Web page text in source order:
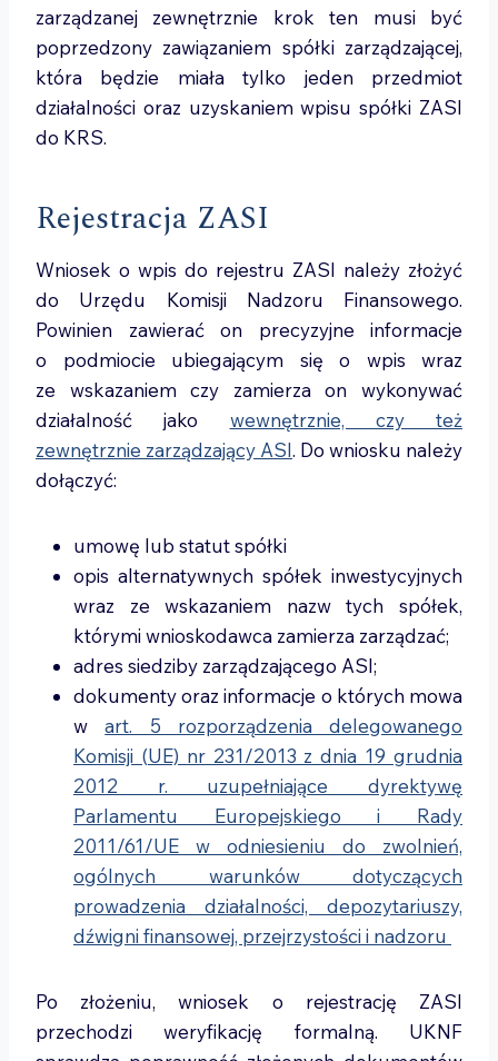
zarządzanej zewnętrznie krok ten musi być
poprzedzony zawiązaniem spółki zarządzającej,
która będzie miała tylko jeden przedmiot
działalności oraz uzyskaniem wpisu spółki ZASI
do KRS.
Rejestracja ZASI
Wniosek o wpis do rejestru ZASI należy złożyć
do Urzędu Komisji Nadzoru Finansowego.
Powinien zawierać on precyzyjne informacje
o podmiocie ubiegającym się o wpis wraz
ze wskazaniem czy zamierza on wykonywać
działalność jako wewnętrznie, czy też
zewnętrznie zarządzający ASI. Do wniosku należy
dołączyć:
umowę lub statut spółki
opis alternatywnych spółek inwestycyjnych
wraz ze wskazaniem nazw tych spółek,
którymi wnioskodawca zamierza zarządzać;
adres siedziby zarządzającego ASI;
dokumenty oraz informacje o których mowa
wart. 5 rozporządzenia delegowanego
Komisji (UE) nr 231/2013 z dnia 19 grudnia
2012 r. uzupełniające dyrektywę
Parlamentu Europejskiego i Rady
2011/61/UE w odniesieniu do zwolnień,
ogólnych warunków dotyczących
prowadzenia działalności, depozytariuszy,
dźwigni finansowej, przejrzystości i nadzoru
Po złożeniu, wniosek o rejestrację ZASI
przechodzi weryfikację formalną. UKNF